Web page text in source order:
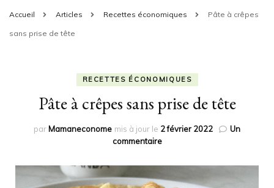
Accueil Articles Recettes économiques Pâte à crêpes
sans prise de tête
RECETTES ÉCONOMIQUES
Pâte à crêpes sans prise de tête
par Mamaneconome mis à jour le 2 février 2022
Un
commentairesur
à
crêpes